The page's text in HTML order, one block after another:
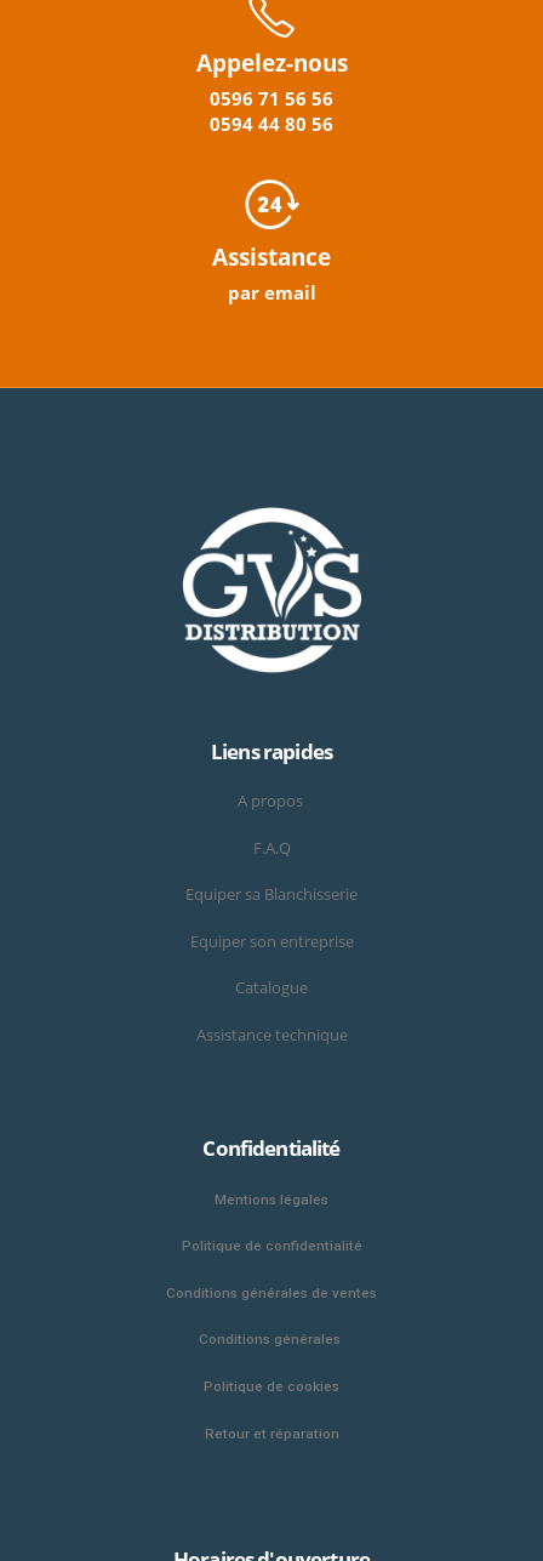
Appelez-nous
0596 71 56 56
0594 44 80 56
Assistance
par email
Liens rapides
A propos
F.A.Q
Equiper sa Blanchisserie
Equiper son entreprise
Catalogue
Assistance technique
Confidentialité
Mentions légales
Politique de confidentialité
Conditions générales de ventes
Conditions générales
Politique de cookies
Retour et réparation